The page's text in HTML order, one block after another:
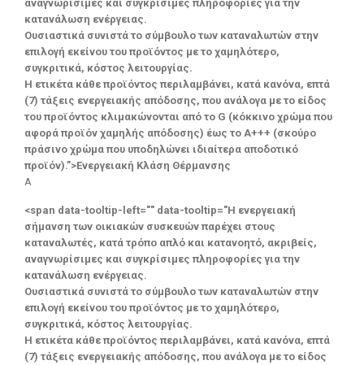
αναγνωρίσιμες και συγκρίσιμες πληροφορίες για την
κατανάλωση ενέργειας.
Ουσιαστικά συνιστά το σύμβουλο των καταναλωτών στην
επιλογή εκείνου του προϊόντος με το χαμηλότερο,
συγκριτικά, κόστος λειτουργίας.
Η ετικέτα κάθε προϊόντος περιλαμβάνει, κατά κανόνα, επτά
(7) τάξεις ενεργειακής απόδοσης, που ανάλογα με το είδος
του προϊόντος κλιμακώνονται από το G (κόκκινο χρώμα που
αφορά προϊόν χαμηλής απόδοσης) έως το Α+++ (σκούρο
πράσινο χρώμα που υποδηλώνει ιδιαίτερα αποδοτικό
προϊόν).”>Ενεργειακή Κλάση Θέρμανσης
A
<span data-tooltip-left="" data-tooltip="Η ενεργειακή
σήμανση των οικιακών συσκευών παρέχει στους
καταναλωτές, κατά τρόπο απλό και κατανοητό, ακριβείς,
αναγνωρίσιμες και συγκρίσιμες πληροφορίες για την
κατανάλωση ενέργειας.
Ουσιαστικά συνιστά το σύμβουλο των καταναλωτών στην
επιλογή εκείνου του προϊόντος με το χαμηλότερο,
συγκριτικά, κόστος λειτουργίας.
Η ετικέτα κάθε προϊόντος περιλαμβάνει, κατά κανόνα, επτά
(7) τάξεις ενεργειακής απόδοσης, που ανάλογα με το είδος